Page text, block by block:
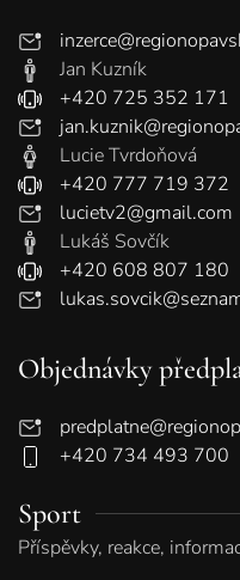
Jan Kuzník
+420 725 352 171
Lucie Tvrdoňová
+420 777 719 372
lucietv2@gmail.com
Lukáš Sovčík
+420 608 807 180
Objednávky
+420 734 493 700
Sport
Příspěvky, reakce,